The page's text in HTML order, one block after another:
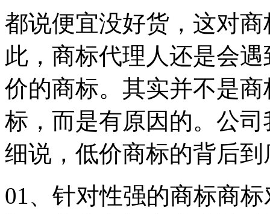
都说便宜没好货，这对
此，商标代理人还是会
价的商标。其实并不是
标，而是有原因的。公
细说，低价商标的背后到
01、针对性强的商标商